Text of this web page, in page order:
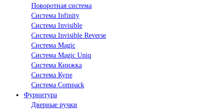
Поворотная система
Система Infinity
Система Invisible
Система Invisible Reverse
Система Magic
Система Magic Uniq
Система Книжка
Система Купе
Система Compack
Фурнитура
Дверные ручки